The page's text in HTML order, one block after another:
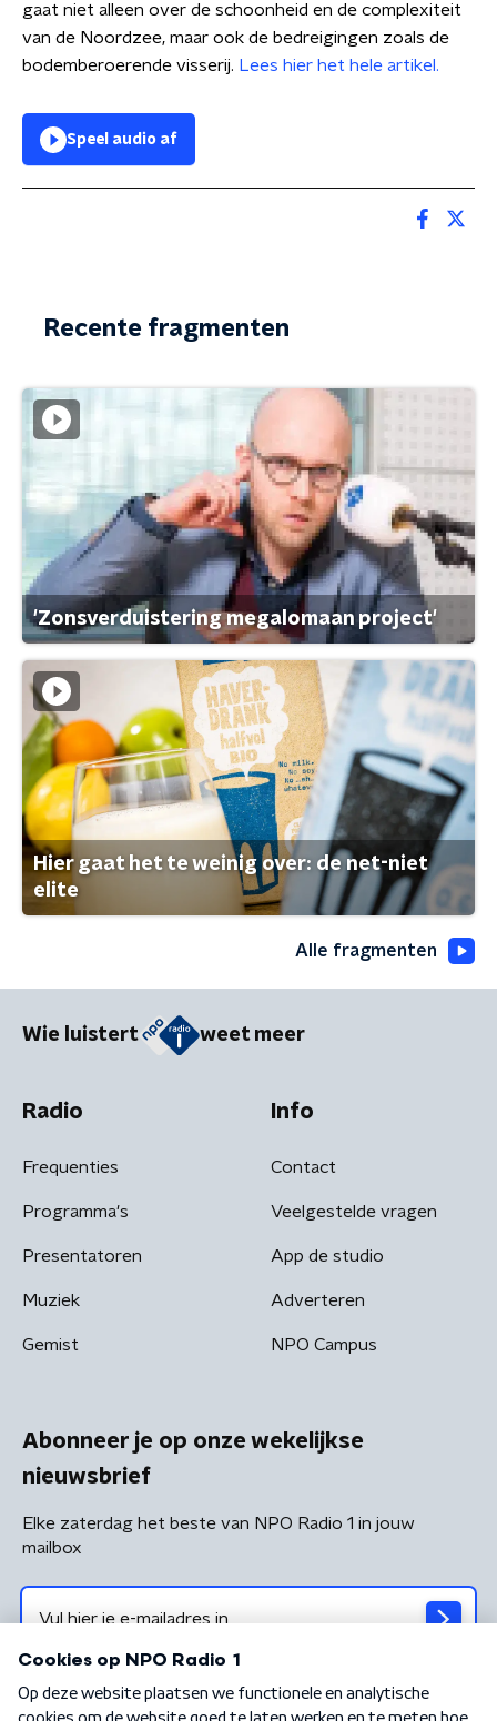
gaat niet alleen over de schoonheid en de complexiteit
van de Noordzee, maar ook de bedreigingen zoals de
bodemberoerende visserij. Lees hier het hele artikel.
Speel audio af
Recente fragmenten
'Zonsverduistering megalomaan project'
Hier gaat het te weinig over: de net-niet
elite
Alle fragmenten
Wie luistert weet meer
Radio
Frequenties
Programma's
Presentatoren
Muziek
Gemist
Info
Contact
Veelgestelde vragen
App de studio
Adverteren
NPO Campus
Abonneer je op onze wekelijkse
nieuwsbrief
Elke zaterdag het beste van NPO Radio 1 in jouw
mailbox